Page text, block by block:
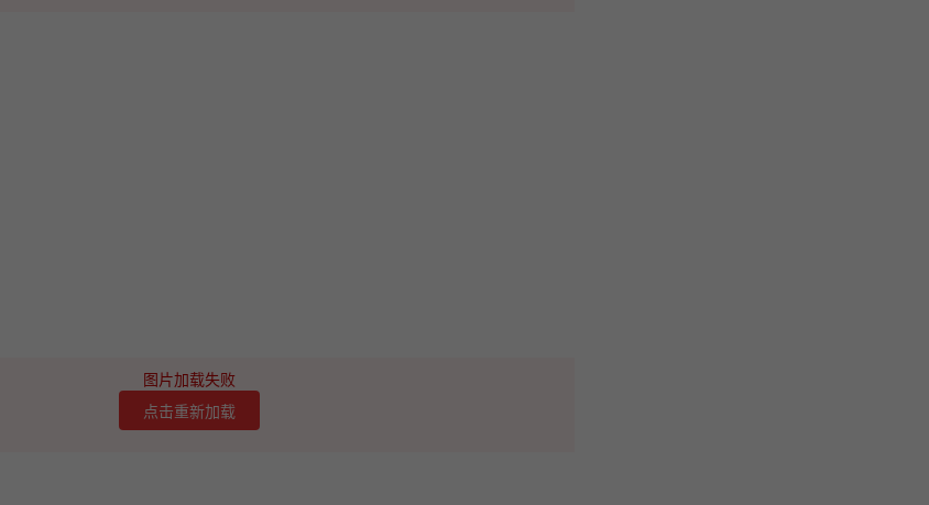
图片加载失败
点击重新加载